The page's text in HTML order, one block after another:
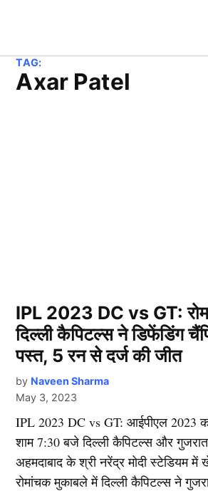
TAG:
Axar Patel
IPL 2023 DC vs GT:
दिल्ली कैपिटल्स ने डिफेंडिंग
पस्त, 5 रन से दर्ज की जीत
by Naveen Sharma
May 3, 2023
IPL 2023 DC vs GT: आईपीएल 2023
शाम 7:30 बजे दिल्ली कैपिटल्स और
अहमदाबाद के श्री नरेंद्र मोदी स्टेडियम
रोमांचक मुकाबले में दिल्ली कैपिटल्स ने